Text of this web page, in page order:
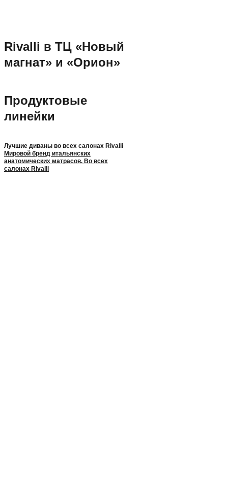
Продуктовые
линейки
Лучшие диваны во всех салонах Rivalli
Мировой бренд итальянских
анатомических матрасов. Во всех
салонах Rivalli
Rivalli в ТЦ «Новый
магнат» и «Орион»